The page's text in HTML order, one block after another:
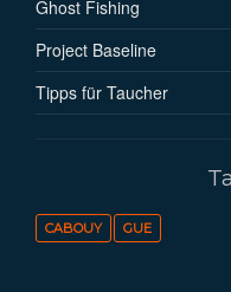
Ghost Fishing
Project Baseline
Tipps für Taucher
CABOUY GUE